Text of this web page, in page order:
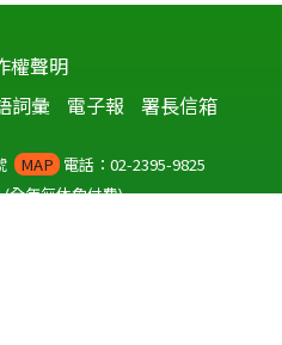
權聲明
詞彙 電子報 署長信箱
MAP 電話：02-2395-9825
(全年無休免付費)